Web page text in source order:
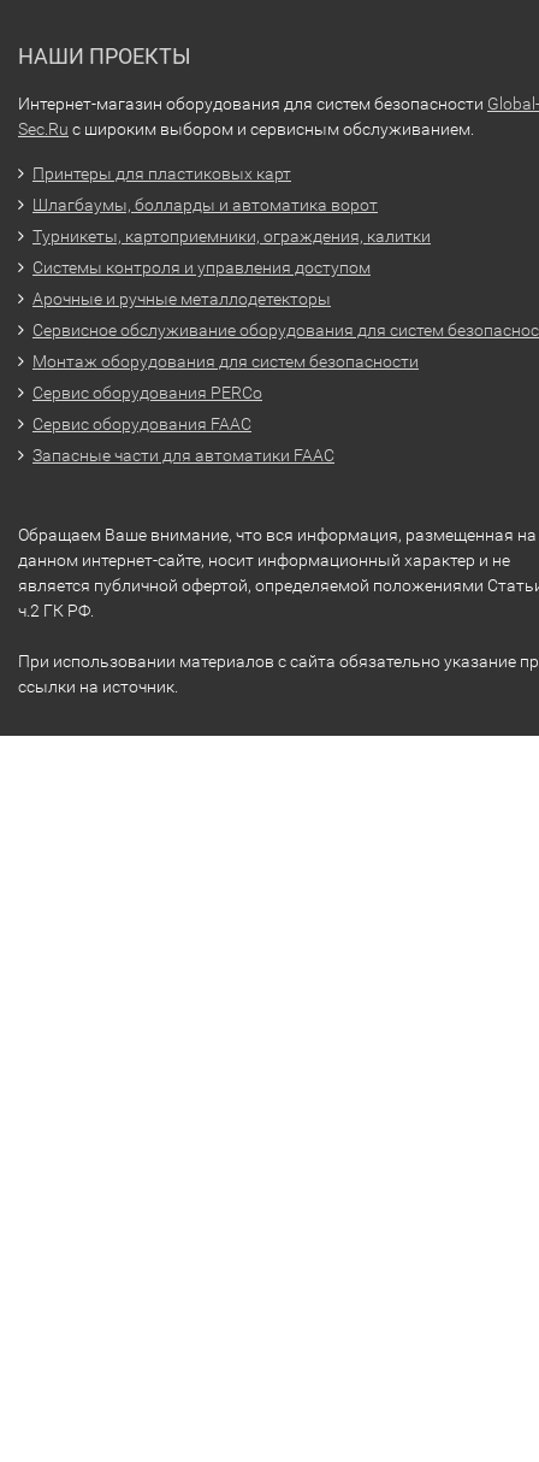
НАШИ ПРОЕКТЫ
Интернет-магазин оборудования для систем безопасности Global-
Sec.Ru с широким выбором и сервисным обслуживанием.
Принтеры для пластиковых карт
Шлагбаумы, болларды и автоматика ворот
Турникеты, картоприемники, ограждения, калитки
Системы контроля и управления доступом
Арочные и ручные металлодетекторы
Сервисное обслуживание оборудования для систем
Монтаж оборудования для систем безопасности
Сервис оборудования PERCo
Сервис оборудования FAAC
Запасные части для автоматики FAAC
Обращаем Ваше внимание, что вся информация, размещенная на
данном интернет-сайте, носит информационный характер и не
является публичной офертой, определяемой положениями
ч.2 ГК РФ.
При использовании материалов с сайта обязательно указание
ссылки на источник.